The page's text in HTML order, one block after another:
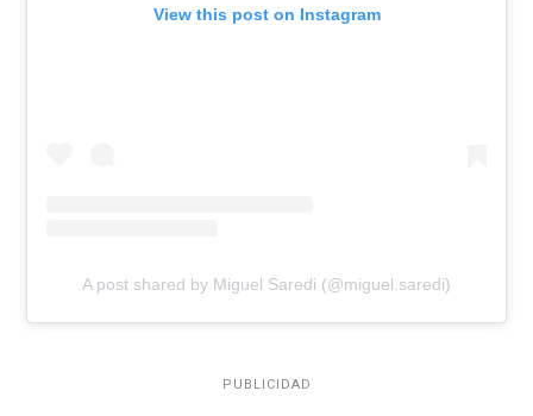
View this post on Instagram
A post shared by Miguel Saredi (@miguel.saredi)
PUBLICIDAD